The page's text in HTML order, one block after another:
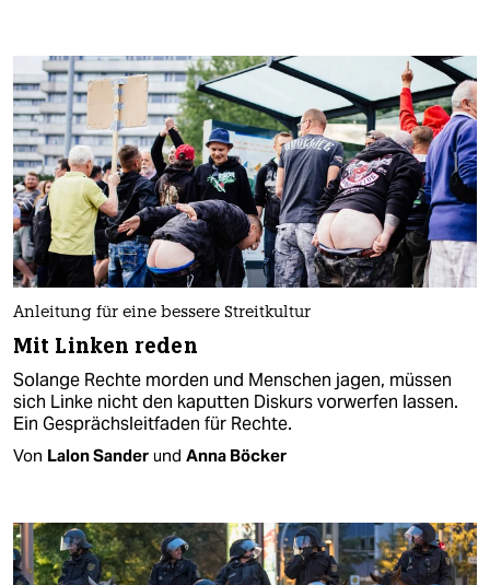
Anleitung für eine bessere Streitkultur
Mit Linken reden
Solange Rechte morden und Menschen jagen, müssen
sich Linke nicht den kaputten Diskurs vorwerfen lassen.
Ein Gesprächsleitfaden für Rechte.
Von Lalon Sander und Anna Böcker